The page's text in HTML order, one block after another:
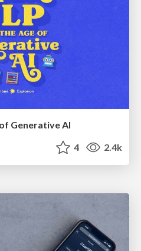
Generative AI
4 2.4k